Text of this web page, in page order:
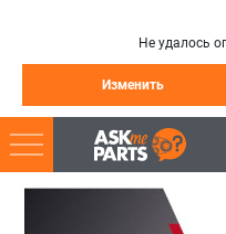
Не удалось
Изменить